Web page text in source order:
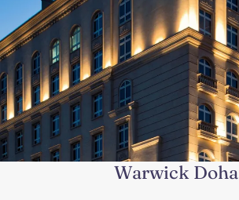
Warwick Doha